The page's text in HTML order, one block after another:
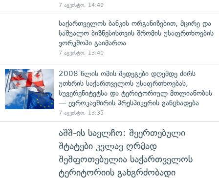
7 აგვისტო, 14:49
საქართველოს ბანკის ორგანიზებით, მცირე და
საშუალო ბიზნესისთვის შრომის უსაფრთხოების
ვორკშოპი გაიმართა
7 აგვისტო, 13:40
2008 წლის ომის შედეგები დღემდე ძირს
უთხრის საქართველოს უსაფრთხოებას,
სუვერენიტეტსა და ტერიტორიულ მთლიანობას
— ევროკავშირის პრესპიკერის განცხადება
7 აგვისტო, 13:35
აშშ-ის საელჩო: შეერთებული
შტატები კვლავ ღრმად
შეშფოთებულია საქართველოს
ტერიტორიის განგრძობადი